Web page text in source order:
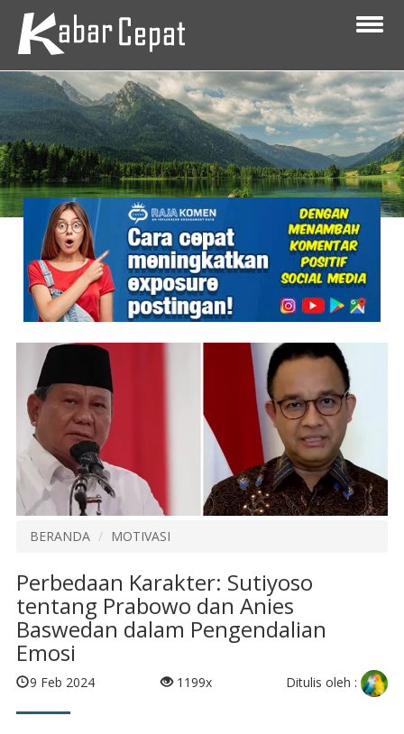
BERANDA MOTIVASI
Perbedaan Karakter: Sutiyoso
tentang Prabowo dan Anies
Baswedan dalam Pengendalian
Emosi
9 Feb 2024 1199x Ditulis oleh :